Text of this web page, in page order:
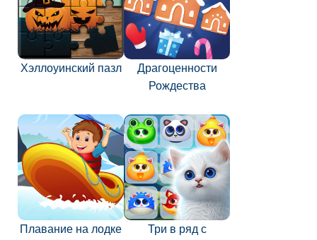
Хэллоуинский пазл
Драгоценности
Рождества
Плавание на лодке
Три в ряд с